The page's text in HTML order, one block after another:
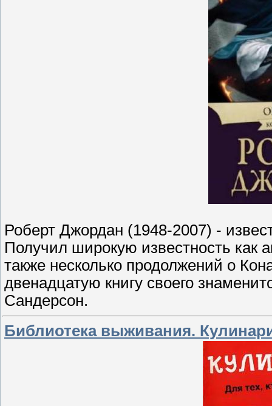
Роберт Джордан (1948-2007) -
Получил широкую известность как
также несколько продолжений о
двенадцатую книгу своего
Сандерсон.
Библиотека выживания.